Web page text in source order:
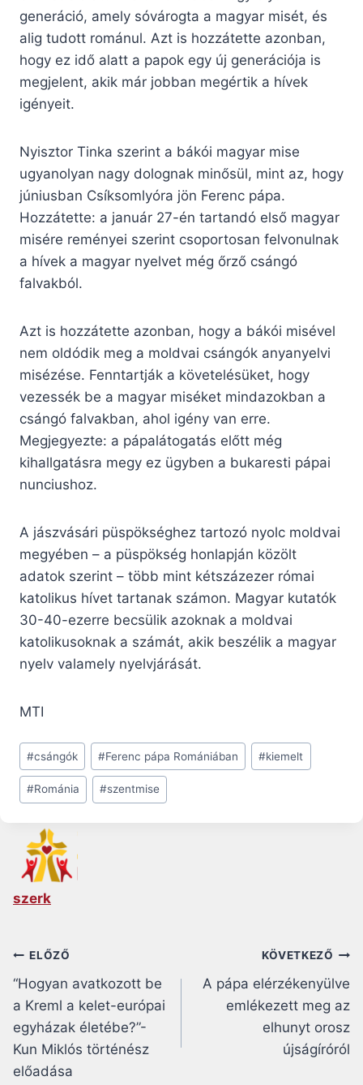
generáció, amely sóvárogta a magyar misét, és
alig tudott románul. Azt is hozzátette azonban,
hogy ez idő alatt a papok egy új generációja is
megjelent, akik már jobban megértik a hívek
igényeit.
Nyisztor Tinka szerint a bákói magyar mise
ugyanolyan nagy dolognak minősül, mint az, hogy
júniusban Csíksomlyóra jön Ferenc pápa.
Hozzátette: a január 27-én tartandó első magyar
misére reményei szerint csoportosan felvonulnak
a hívek a magyar nyelvet még őrző csángó
falvakból.
Azt is hozzátette azonban, hogy a bákói misével
nem oldódik meg a moldvai csángók anyanyelvi
misézése. Fenntartják a követelésüket, hogy
vezessék be a magyar miséket mindazokban a
csángó falvakban, ahol igény van erre.
Megjegyezte: a pápalátogatás előtt még
kihallgatásra megy ez ügyben a bukaresti pápai
nunciushoz.
A jászvásári püspökséghez tartozó nyolc moldvai
megyében – a püspökség honlapján közölt
adatok szerint – több mint kétszázezer római
katolikus hívet tartanak számon. Magyar kutatók
30-40-ezerre becsülik azoknak a moldvai
katolikusoknak a számát, akik beszélik a magyar
nyelv valamely nyelvjárását.
MTI
Post
Tags:
#csángók #Ferenc pápa Romániában #kiemelt
#Románia #szentmise
szerk
Bejegyzés
navigáció
ELŐZŐ
“Hogyan avatkozott be
a Kreml a kelet-európai
egyházak életébe?”-
Kun Miklós történész
előadása
KÖVETKEZŐ
A pápa elérzékenyülve
emlékezett meg az
elhunyt orosz
újságíróról